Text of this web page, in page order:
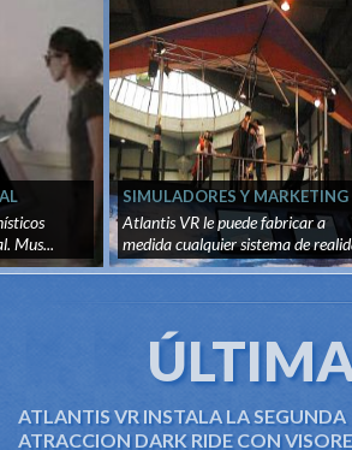
Mus...
SIMULADORES Y MARKETING
PROMOCIONAL
Atlantis VR le puede fabricar a
medida cualquier sistema de
v...
ATLANTIS VR INSTALA LA SEGUNDA
ATRACCION DARK RIDE CON